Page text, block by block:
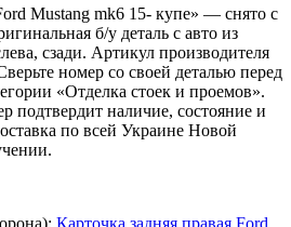
Mustang mk6 15- купе» — снято с
б/у деталь с авто из
сзади. Артикул производителя
номер со своей деталью перед
«Отделка стоек и проемов».
подтвердит наличие, состояние и
по всей Украине Новой
Карточка задняя правая Ford